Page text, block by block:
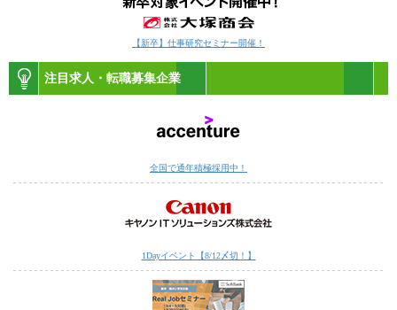
【新卒】仕事研究セミナー開催！
注目求人・転職募集企業
全国で通年積極採用中！
1Dayイベント【8/12〆切！】